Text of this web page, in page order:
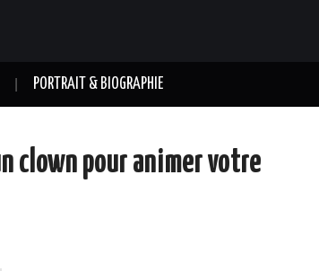
PORTRAIT & BIOGRAPHIE
clown pour animer votre